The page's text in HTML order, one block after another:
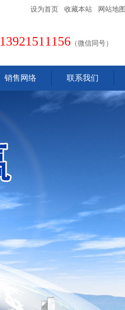
设为首页 收藏本站 网站地图
13921511156 （微信同号）
销售网络 联系我们